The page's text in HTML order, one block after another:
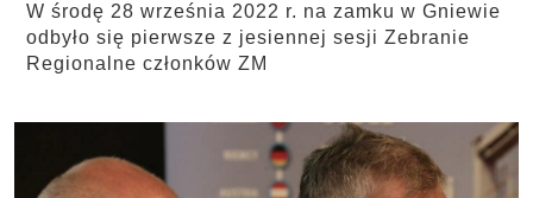
W środę 28 września 2022 r. na zamku w Gniewie
odbyło się pierwsze z jesiennej sesji Zebranie
Regionalne członków ZM